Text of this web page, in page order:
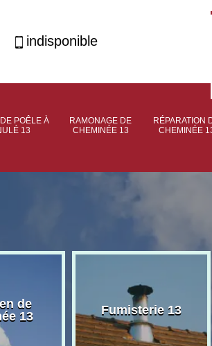
indisponible
POÊLE À
13
RAMONAGE DE
CHEMINÉE 13
RÉPARATION
CHEMINÉE
de
13
Fumisterie 13